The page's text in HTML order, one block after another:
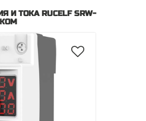
И ТОКА RUCELF SRW-